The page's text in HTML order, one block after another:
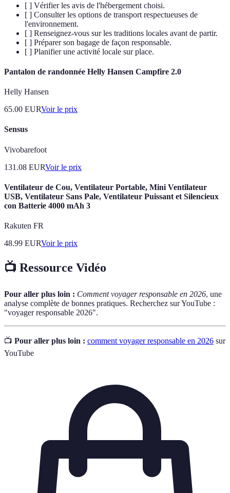
[ ] Vérifier les avis de l'hébergement choisi.
[ ] Consulter les options de transport respectueuses de
l'environnement.
[ ] Renseignez-vous sur les traditions locales avant de partir.
[ ] Préparer son bagage de façon responsable.
[ ] Planifier une activité locale sur place.
Pantalon de randonnée Helly Hansen Campfire 2.0
Helly Hansen
65.00 EURVoir le prix
Sensus
Vivobarefoot
131.08 EURVoir le prix
Ventilateur de Cou, Ventilateur Portable, Mini Ventilateur
USB, Ventilateur Sans Pale, Ventilateur Puissant et Silencieux
con Batterie 4000 mAh 3
Rakuten FR
48.99 EURVoir le prix
📺 Ressource Vidéo
Pour aller plus loin : Comment voyager responsable en 2026, une
analyse complète de bonnes pratiques. Recherchez sur YouTube :
"voyager responsable 2026".
📺 Pour aller plus loin : comment voyager responsable en 2026 sur
YouTube